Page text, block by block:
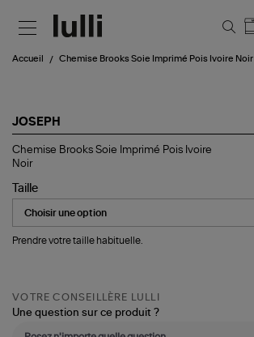
Accueil Chemise Brooks Soie Imprimé Pois Ivoire Noir
JOSEPH
Chemise
Brooks
Imprimé
Pois
Ivoire
Noir
Chemise Brooks Soie Imprimé Pois Ivoire
Noir
Taille
Prendre votre taille habituelle.
VOTRE CONSEILLÈRE LULLI
Une question sur ce produit ?